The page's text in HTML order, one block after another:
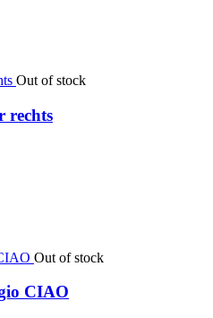
Out of stock
rechts
Out of stock
CIAO